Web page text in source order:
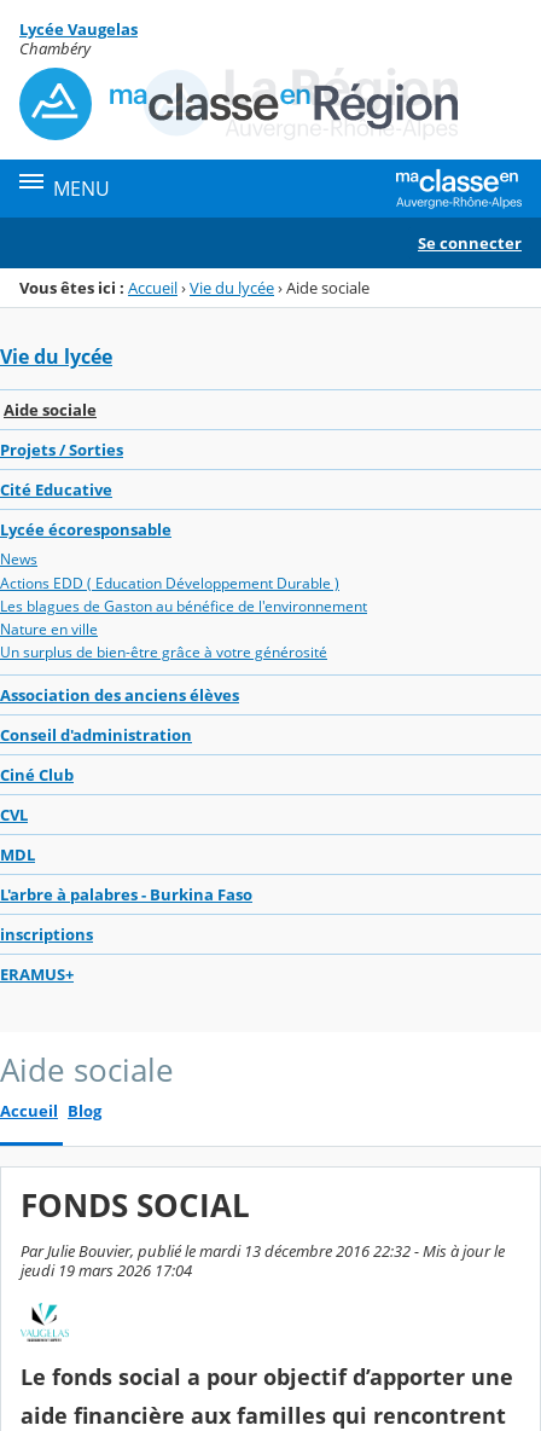
Menu de la rubrique
Contenu
Lycée Vaugelas
Chambéry
MENU
Se connecter
Vous êtes ici : Accueil›Vie du lycée›Aide sociale
Vie du lycée
Aide sociale
Projets / Sorties
Cité Educative
Lycée écoresponsable
News
Actions EDD ( Education Développement Durable )
Les blagues de Gaston au bénéfice de l'environnement
Nature en ville
Un surplus de bien-être grâce à votre générosité
Association des anciens élèves
Conseil d'administration
Ciné Club
CVL
MDL
L'arbre à palabres - Burkina Faso
inscriptions
ERAMUS+
Aide sociale
Accueil Blog
FONDS SOCIAL
Par Julie Bouvier, publié le mardi 13 décembre 2016 22:32 - Mis à jour le
jeudi 19 mars 2026 17:04
Le fonds social a pour objectif d’apporter une
aide financière aux familles qui rencontrent